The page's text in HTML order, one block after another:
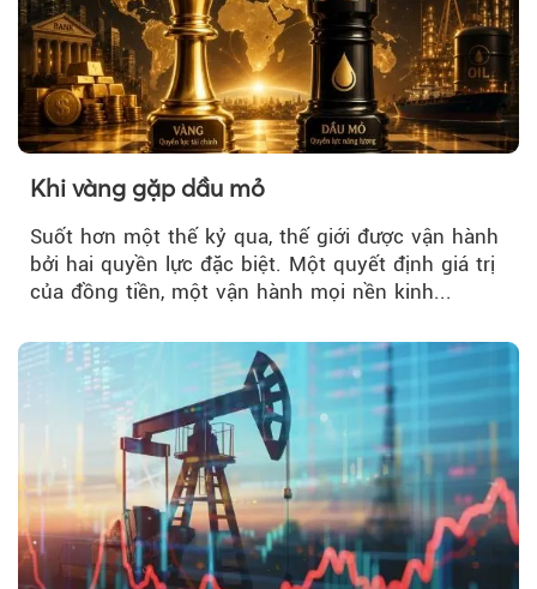
Khi vàng gặp dầu mỏ
Suốt hơn một thế kỷ qua, thế giới được vận hành
bởi hai quyền lực đặc biệt. Một quyết định giá trị
của đồng tiền, một vận hành mọi nền kinh...